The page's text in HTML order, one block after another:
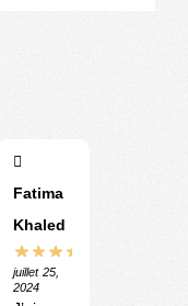
Fatima
Khaled
juillet 25,
2024